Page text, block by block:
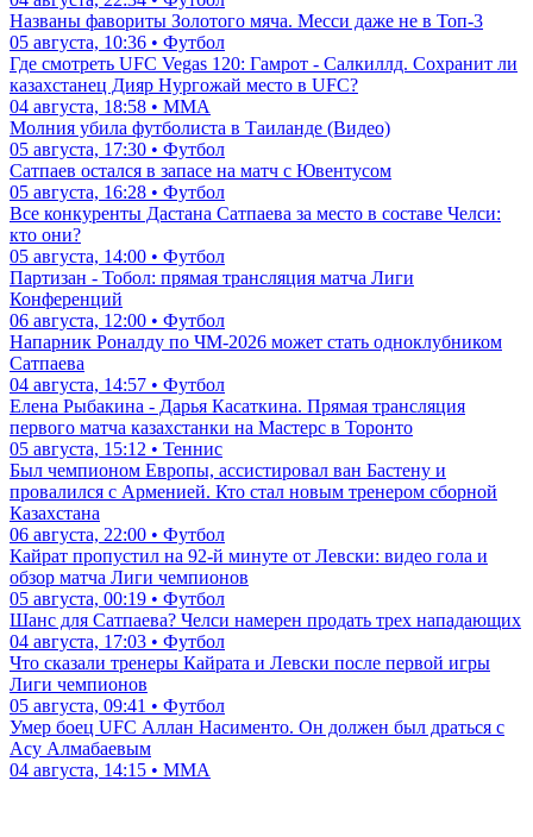
Названы фавориты Золотого мяча. Месси даже не в Топ-3
05 августа, 10:36 • Футбол
Где смотреть UFC Vegas 120: Гамрот - Салкиллд. Сохранит ли
казахстанец Дияр Нургожай место в UFC?
04 августа, 18:58 • ММА
Молния убила футболиста в Таиланде (Видео)
05 августа, 17:30 • Футбол
Сатпаев остался в запасе на матч с Ювентусом
05 августа, 16:28 • Футбол
Все конкуренты Дастана Сатпаева за место в составе Челси:
кто они?
05 августа, 14:00 • Футбол
Партизан - Тобол: прямая трансляция матча Лиги
Конференций
06 августа, 12:00 • Футбол
Напарник Роналду по ЧМ-2026 может стать одноклубником
Сатпаева
04 августа, 14:57 • Футбол
Елена Рыбакина - Дарья Касаткина. Прямая трансляция
первого матча казахстанки на Мастерс в Торонто
05 августа, 15:12 • Теннис
Был чемпионом Европы, ассистировал ван Бастену и
провалился с Арменией. Кто стал новым тренером сборной
Казахстана
06 августа, 22:00 • Футбол
Кайрат пропустил на 92-й минуте от Левски: видео гола и
обзор матча Лиги чемпионов
05 августа, 00:19 • Футбол
Шанс для Сатпаева? Челси намерен продать трех нападающих
04 августа, 17:03 • Футбол
Что сказали тренеры Кайрата и Левски после первой игры
Лиги чемпионов
05 августа, 09:41 • Футбол
Умер боец UFC Аллан Насименто. Он должен был драться с
Асу Алмабаевым
04 августа, 14:15 • ММА